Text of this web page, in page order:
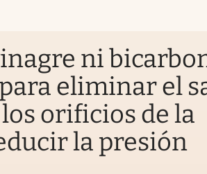
ni
eliminar el
orificios de la
la presión